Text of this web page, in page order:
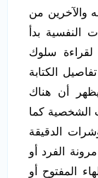
والآخرين من
النفسية بدأ
سلوك
الكتابة
أن هناك
الشخصية كما
الدقيقة
الفرد أو
المفتوح أو